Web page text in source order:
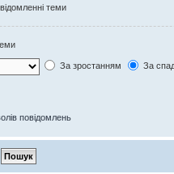
теми
За зростанням За
повідомлень